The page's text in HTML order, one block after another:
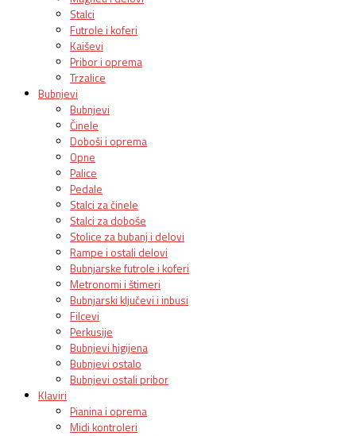
Stalci
Futrole i koferi
Kaiševi
Pribor i oprema
Trzalice
Bubnjevi
Bubnjevi
Činele
Doboši i oprema
Opne
Palice
Pedale
Stalci za činele
Stalci za doboše
Stolice za bubanj i delovi
Rampe i ostali delovi
Bubnjarske futrole i koferi
Metronomi i štimeri
Bubnjarski ključevi i inbusi
Filcevi
Perkusije
Bubnjevi higijena
Bubnjevi ostalo
Bubnjevi ostali pribor
Klaviri
Pianina i oprema
Midi kontroleri